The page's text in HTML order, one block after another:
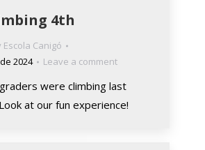
4th
Escola Canigó
2024
Leave a comment
were climbing last
at our fun experience!